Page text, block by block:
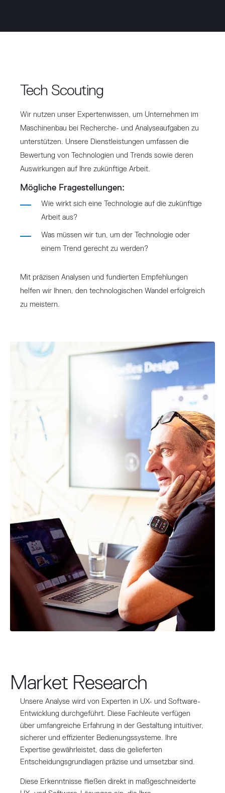
Tech Scouting
Wir nutzen unser Expertenwissen, um Unternehmen im
Maschinenbau bei Recherche- und Analyseaufgaben zu
unterstützen. Unsere Dienstleistungen umfassen die
Bewertung von Technologien und Trends sowie deren
Auswirkungen auf Ihre zukünftige Arbeit.
Mögliche Fragestellungen:
Wie wirkt sich eine Technologie auf die zukünftige
Arbeit aus?
Was müssen wir tun, um der Technologie oder
einem Trend gerecht zu werden?
Mit präzisen Analysen und fundierten Empfehlungen
helfen wir Ihnen, den technologischen Wandel erfolgreich
zu meistern.
Market Research
Unsere Analyse wird von Experten in UX- und Software-
Entwicklung durchgeführt. Diese Fachleute verfügen
über umfangreiche Erfahrung in der Gestaltung intuitiver,
sicherer und effizienter Bedienungssysteme. Ihre
Expertise gewährleistet, dass die gelieferten
Entscheidungsgrundlagen präzise und umsetzbar sind.
Diese Erkenntnisse fließen direkt in maßgeschneiderte